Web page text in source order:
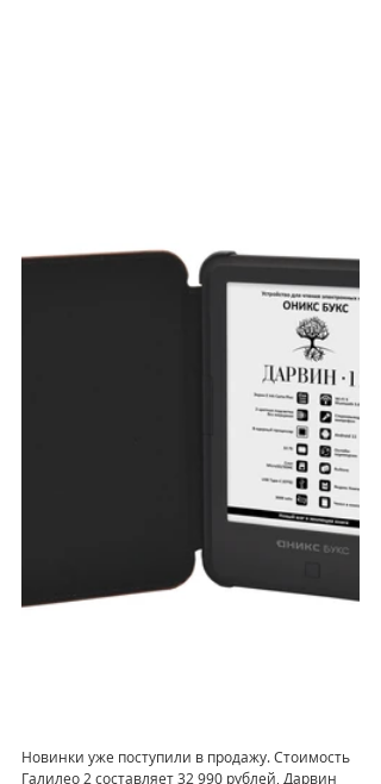
Новинки уже поступили в продажу. Стоимость
Галилео 2 составляет 32 990 рублей, Дарвин